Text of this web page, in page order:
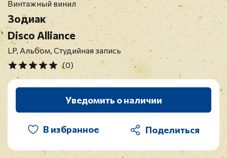
Винтажный винил
Зодиак
Disco Alliance
LP, Альбом, Студийная запись
(0)
Уведомить о наличии
В избранное